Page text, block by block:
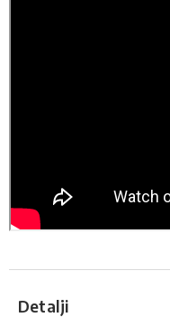
Detalji